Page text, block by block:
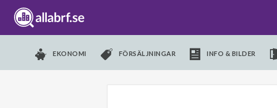
EKONOMI FÖRSÄLJNINGAR INFO & BILDER